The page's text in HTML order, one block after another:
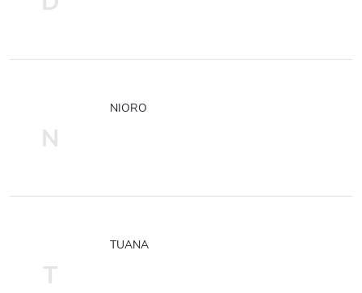
N
NIORO
T
TUANA